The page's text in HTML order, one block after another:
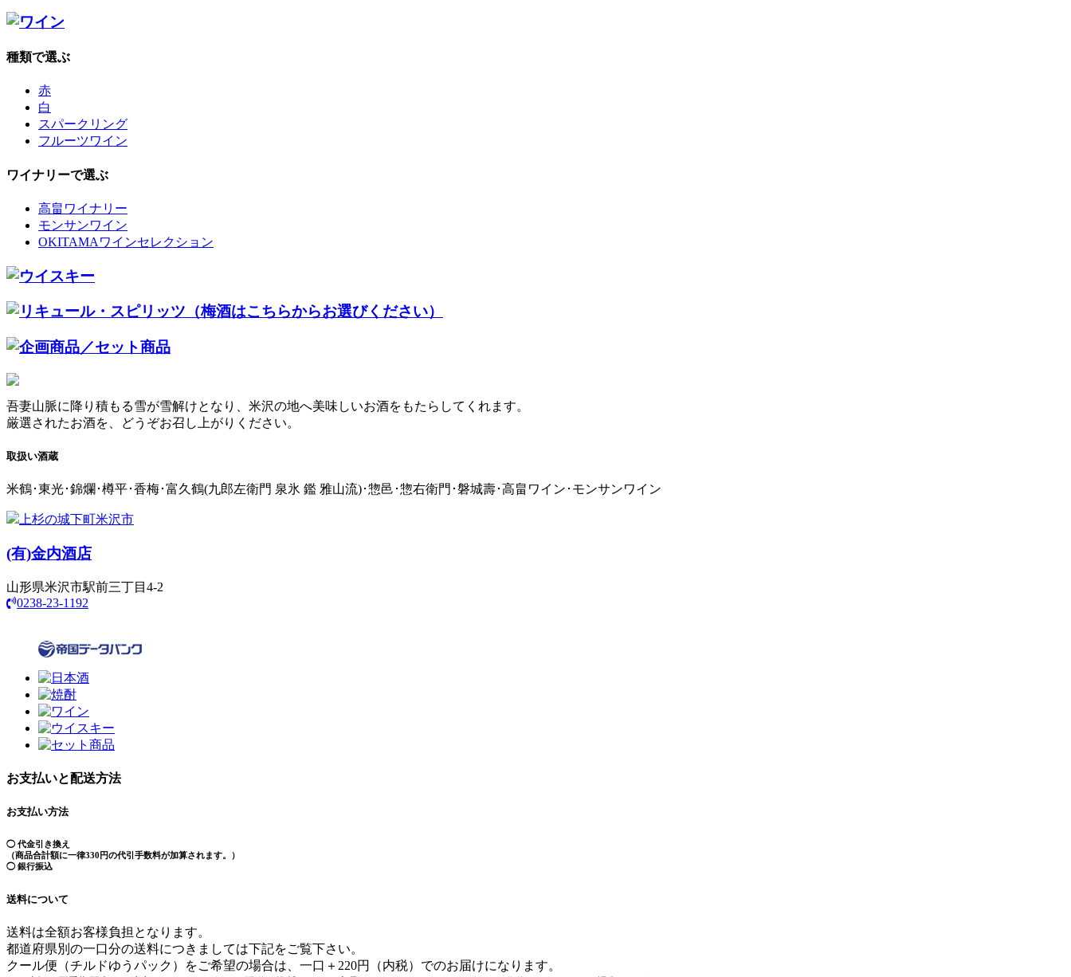
種類で選ぶ
赤
白
スパークリング
フルーツワイン
ワイナリーで選ぶ
高畠ワイナリー
モンサンワイン
OKITAMAワインセレクション
吾妻山脈に降り積もる雪が雪解けとなり、米沢の地へ美味しいお酒をもたらしてくれます。
厳選されたお酒を、どうぞお召し上がりください。
取扱い酒蔵
米鶴･東光･錦爛･樽平･香梅･富久鶴(九郎左衛門 泉氷 鑑 雅山流)･惣邑･惣右衛門･磐城壽･高畠ワイン･モンサンワイン
上杉の城下町米沢市
(有)金内酒店
山形県米沢市駅前三丁目4-2
0238-23-1192
お支払いと配送方法
お支払い方法
◯ 代金引き換え
（商品合計額に一律330円の代引手数料が加算されます。）
◯ 銀行振込
送料について
送料は全額お客様負担となります。
都道府県別の一口分の送料につきましては下記をご覧下さい。
クール便（チルドゆうパック）をご希望の場合は、一口＋220円（内税）でのお届けになります。